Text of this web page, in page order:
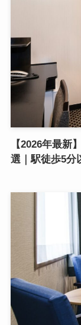
【2026年最新
選｜駅徒歩5分